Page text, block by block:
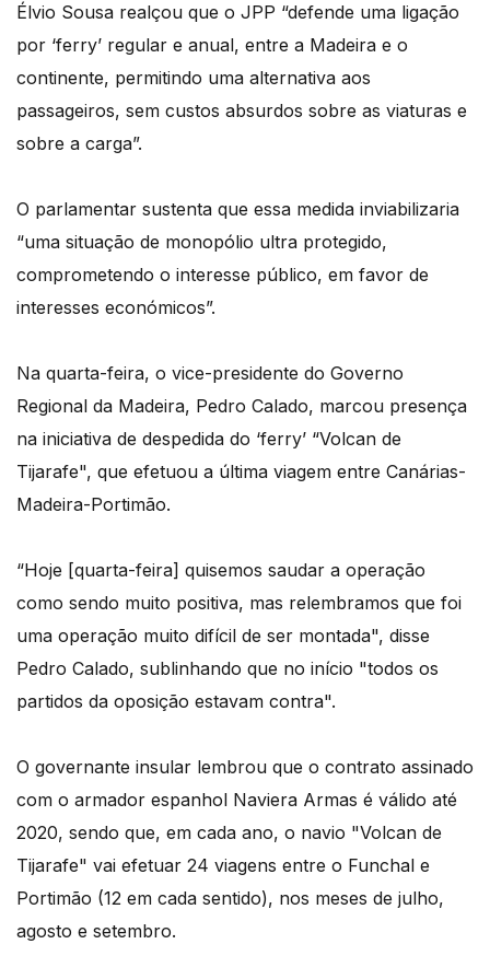
Élvio Sousa realçou que o JPP “defende uma ligação
por ‘ferry’ regular e anual, entre a Madeira e o
continente, permitindo uma alternativa aos
passageiros, sem custos absurdos sobre as viaturas e
sobre a carga”.
O parlamentar sustenta que essa medida inviabilizaria
“uma situação de monopólio ultra protegido,
comprometendo o interesse público, em favor de
interesses económicos”.
Na quarta-feira, o vice-presidente do Governo
Regional da Madeira, Pedro Calado, marcou presença
na iniciativa de despedida do ‘ferry’ “Volcan de
Tijarafe", que efetuou a última viagem entre Canárias-
Madeira-Portimão.
“Hoje [quarta-feira] quisemos saudar a operação
como sendo muito positiva, mas relembramos que foi
uma operação muito difícil de ser montada", disse
Pedro Calado, sublinhando que no início "todos os
partidos da oposição estavam contra".
O governante insular lembrou que o contrato assinado
com o armador espanhol Naviera Armas é válido até
2020, sendo que, em cada ano, o navio "Volcan de
Tijarafe" vai efetuar 24 viagens entre o Funchal e
Portimão (12 em cada sentido), nos meses de julho,
agosto e setembro.